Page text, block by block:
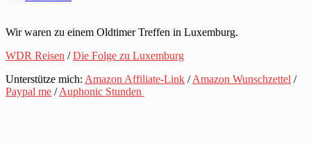
Wir waren zu einem Oldtimer Treffen in Luxemburg.
WDR Reisen /Die Folge zu Luxemburg
Unterstütze mich: Amazon Affiliate-Link /Amazon Wunschzettel /
Paypal me /Auphonic Stunden